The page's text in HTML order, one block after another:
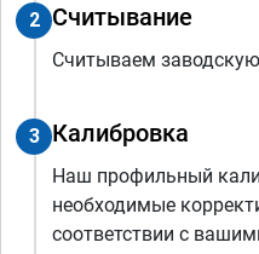
2 Считывание
Считываем
3 Калибровка
Наш профильный
необходимые
соответствии с